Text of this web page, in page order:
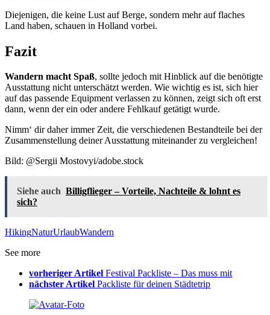
Diejenigen, die keine Lust auf Berge, sondern mehr auf flaches
Land haben, schauen in Holland vorbei.
Fazit
Wandern macht Spaß, sollte jedoch mit Hinblick auf die benötigte
Ausstattung nicht unterschätzt werden. Wie wichtig es ist, sich hier
auf das passende Equipment verlassen zu können, zeigt sich oft erst
dann, wenn der ein oder andere Fehlkauf getätigt wurde.
Nimm‘ dir daher immer Zeit, die verschiedenen Bestandteile bei der
Zusammenstellung deiner Ausstattung miteinander zu vergleichen!
Bild: @Sergii Mostovyi/adobe.stock
Siehe auch Billigflieger – Vorteile, Nachteile & lohnt es
sich?
HikingNaturUrlaubWandern
See more
vorheriger Artikel Festival Packliste – Das muss mit
nächster Artikel Packliste für deinen Städtetrip